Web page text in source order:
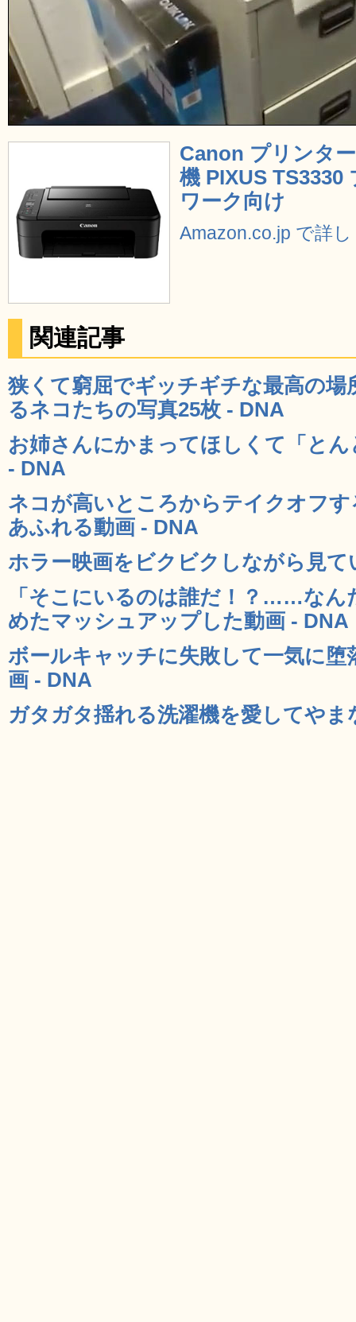
Canon プリンタ
機 PIXUS TS3330
ワーク向け
Amazon.co.jp で詳
関連記事
狭くて窮屈でギッチギチな最高の
るネコたちの写真25枚 - DNA
お姉さんにかまってほしくて「と
- DNA
ネコが高いところからテイクオフ
あふれる動画 - DNA
ホラー映画をビクビクしながら見
「そこにいるのは誰だ！？……なん
めたマッシュアップした動画 - DNA
ボールキャッチに失敗して一気に
画 - DNA
ガタガタ揺れる洗濯機を愛してや